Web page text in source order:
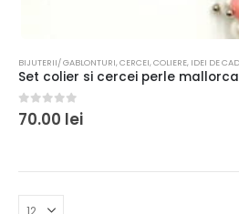
BIJUTERII/ GABLONTURI,CERCEI,COLIERE, IDEI DE
Set colier si cercei perle
0out of 5
70.00 lei